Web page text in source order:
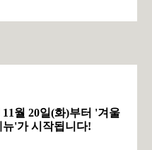
11월 20일(화)부터 '겨울
뉴'가 시작됩니다!